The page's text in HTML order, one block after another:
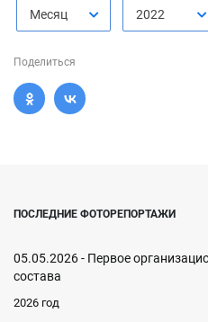
Месяц 2022
Поделиться
ПОСЛЕДНИЕ ФОТОРЕПОРТАЖИ
05.05.2026 - Первое
состава
2026 год